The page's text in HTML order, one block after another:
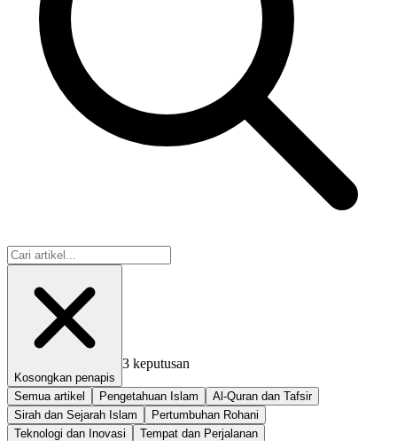
Kosongkan penapis
3 keputusan
Semua artikel Pengetahuan Islam
Al-Quran dan Tafsir
Sirah dan Sejarah Islam
Pertumbuhan Rohani
Teknologi dan Inovasi
Tempat dan Perjalanan